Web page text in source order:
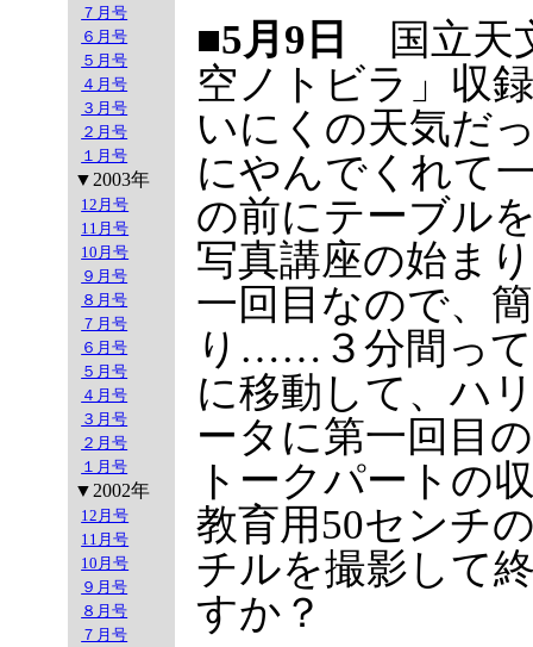
７月号
６月号
５月号
４月号
３月号
２月号
１月号
▼2003年
12月号
11月号
10月号
９月号
８月号
７月号
６月号
５月号
４月号
３月号
２月号
１月号
▼2002年
12月号
11月号
10月号
９月号
８月号
７月号
■5月9日
国立天
空ノトビラ」収
いにくの天気だ
にやんでくれて
の前にテーブル
写真講座の始ま
一回目なので、
り……３分間っ
に移動して、ハ
ータに第一回目
トークパートの
教育用50センチ
チルを撮影して
すか？